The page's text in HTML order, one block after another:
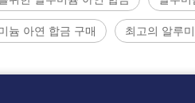
늄 아연 합금 구매 최고의 알루